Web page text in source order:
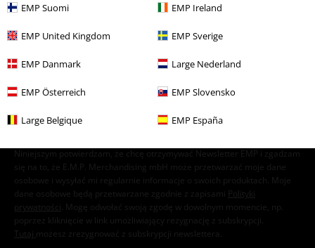
EMP Suomi EMP Ireland
EMP United Kingdom EMP Sverige
EMP Danmark Large Nederland
EMP Österreich EMP Slovensko
Large Belgique EMP España
Newsletter
Zapisz się teraz i zyskaj Voucher 15%Zobacz
Niniejszym potwierdzam, że chcę otrzymywać Newsletter EMP i zgadzam
się na to, że E.M.P. Merchandising mbH może przetwarzać moje dane
osobowe i wysyłać mi regularnie informacje o swoich produktach. Moje
dane osobowe będą przetwarzane zgodnie z zapisami
Polityki
prywatności . Mogę odwołać swoją zgodę w dowolnym momencie, np.
poprzez kliknięcie w link umożliwiający rezygnację z subskrypcji.
Tutaj możesz zrezygnować z subskrypcji newslettera.